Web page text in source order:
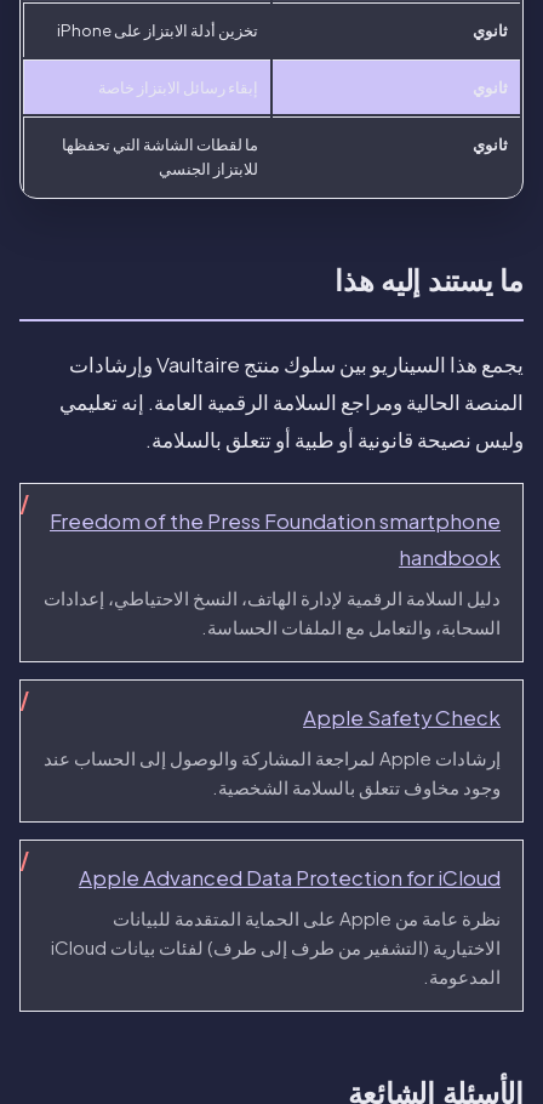
ثانوي تخزين أدلة الابتزاز على iPhone
ثانوي إبقاء رسائل الابتزاز خاصة
ثانوي
ما لقطات الشاشة التي تحفظها
للابتزاز الجنسي
ما يستند إليه هذا
يجمع هذا السيناريو بين سلوك منتج Vaultaire وإرشادات
المنصة الحالية ومراجع السلامة الرقمية العامة. إنه تعليمي
وليس نصيحة قانونية أو طبية أو تتعلق بالسلامة.
Freedom of the Press Foundation smartphone
handbook
دليل السلامة الرقمية لإدارة الهاتف، النسخ الاحتياطي، إعدادات
السحابة، والتعامل مع الملفات الحساسة.
Apple Safety Check
إرشادات Apple لمراجعة المشاركة والوصول إلى الحساب عند
وجود مخاوف تتعلق بالسلامة الشخصية.
Apple Advanced Data Protection for iCloud
نظرة عامة من Apple على الحماية المتقدمة للبيانات
الاختيارية (التشفير من طرف إلى طرف) لفئات بيانات iCloud
المدعومة.
الأسئلة الشائعة